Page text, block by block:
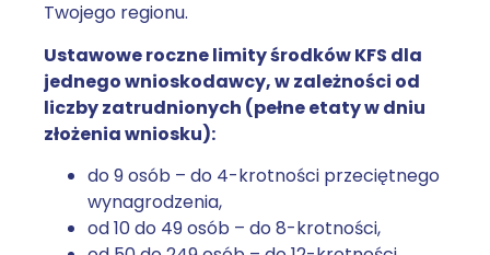
Twojego regionu.
Ustawowe roczne limity środków KFS dla
jednego wnioskodawcy, w zależności od
liczby zatrudnionych (pełne etaty w dniu
złożenia wniosku):
do 9 osób – do 4-krotności przeciętnego
wynagrodzenia,
od 10 do 49 osób – do 8-krotności,